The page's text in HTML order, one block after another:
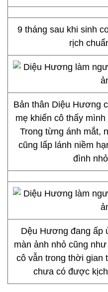
9 tháng sau khi sinh
rịch
Bản thân Diệu Hương
mẹ khiến cô thấy
Trong từng ánh mắt,
cũng lấp lánh niềm
đình
Dệu Hương đang ấp
màn ảnh nhỏ cũng
cô vẫn trong thời gian
chưa có được